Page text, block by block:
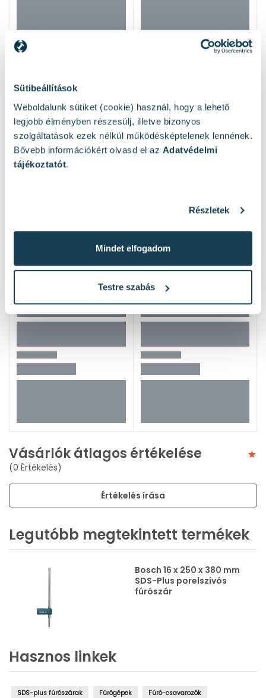
Sütibeállítások
Weboldalunk sütiket (cookie) használ, hogy a lehető
legjobb élményben részesülj, illetve bizonyos
szolgáltatások ezek nélkül működésképtelenek lennének.
Bővebb információkért olvasd el az Adatvédelmi
tájékoztatót.
Részletek
Mindet elfogadom
Testre szabás
Hasonló termékek
Vásárlók átlagos értékelése
(0 Értékelés)
Értékelés írása
Legutóbb megtekintett termékek
Bosch 16 x 250 x 380 mm
SDS-Plus porelszívós
fúrószár
Hasznos linkek
SDS-plus fúrószárak Fúrógépek Fúró-csavarozók